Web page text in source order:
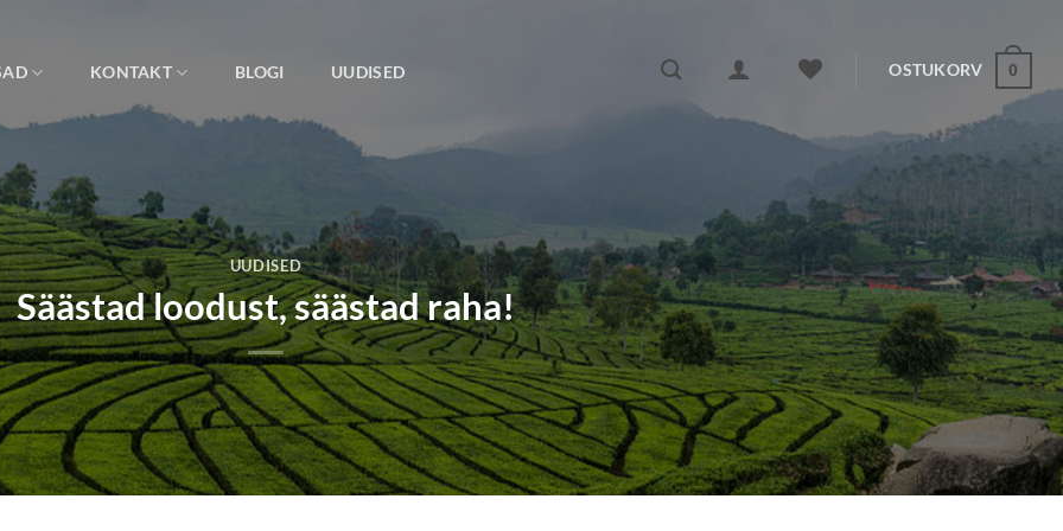
KONTAKT BLOGI UUDISED OSTUKORV 0
UUDISED
Säästad loodust, säästad raha!